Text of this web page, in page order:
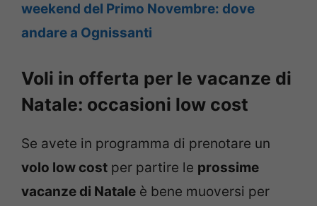
weekend del Primo Novembre: dove
andare a Ognissanti
Voli in offerta per le vacanze di
Natale: occasioni low cost
Se avete in programma di prenotare un
volo low cost per partire le prossime
vacanze di Natale è bene muoversi per